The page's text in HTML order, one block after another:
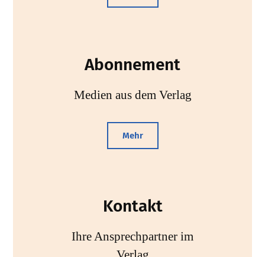
Abonnement
Medien aus dem Verlag
Mehr
Kontakt
Ihre Ansprechpartner im